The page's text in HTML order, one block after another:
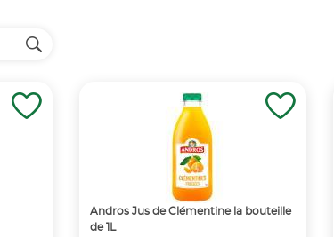
Andros Jus de Clémentine la bouteille
de 1L